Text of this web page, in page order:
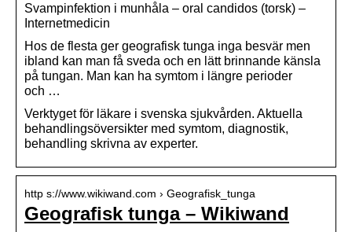
Svampinfektion i munhåla – oral candidos (torsk) –
Internetmedicin
Hos de flesta ger geografisk tunga inga besvär men
ibland kan man få sveda och en lätt brinnande känsla
på tungan. Man kan ha symtom i längre perioder
och …
Verktyget för läkare i svenska sjukvården. Aktuella
behandlingsöversikter med symtom, diagnostik,
behandling skrivna av experter.
http s://www.wikiwand.com › Geografisk_tunga
Geografisk tunga – Wikiwand